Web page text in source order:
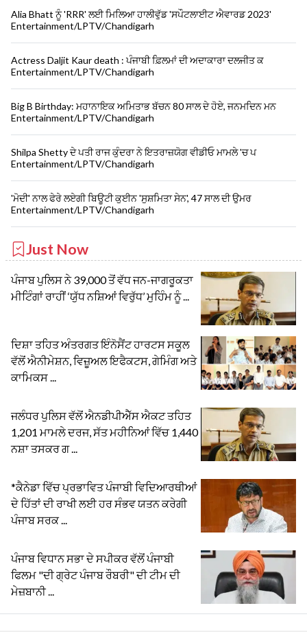
Alia Bhatt ਨੂੰ 'RRR' ਲਈ ਮਿਲਿਆ ਹਾਲੀਵੁੱਡ 'ਸਪੌਟਲਾਈਟ ਐਵਾਰਡ 2023'
Entertainment/LPTV/Chandigarh
Actress Daljit Kaur death : ਪੰਜਾਬੀ ਫ਼ਿਲਮਾਂ ਦੀ ਅਦਾਕਾਰਾ ਦਲਜੀਤ ਕ
Entertainment/LPTV/Chandigarh
Big B Birthday: ਮਹਾਨਾਇਕ ਅਮਿਤਾਭ ਬੱਚਨ 80 ਸਾਲ ਦੇ ਹੋਏ, ਜਨਮਦਿਨ ਮਨ
Entertainment/LPTV/Chandigarh
Shilpa Shetty ਦੇ ਪਤੀ ਰਾਜ ਕੁੰਦਰਾ ਨੇ ਇਤਰਾਜ਼ਯੋਗ ਵੀਡੀਓ ਮਾਮਲੇ 'ਚ ਪ
Entertainment/LPTV/Chandigarh
'ਮੋਦੀ' ਨਾਲ ਫੇਰੇ ਲਏਗੀ ਬਿਊਟੀ ਕੁਈਨ 'ਸੁਸ਼ਮਿਤਾ ਸੇਨ', 47 ਸਾਲ ਦੀ ਉਮਰ
Entertainment/LPTV/Chandigarh
Just Now
ਪੰਜਾਬ ਪੁਲਿਸ ਨੇ 39,000 ਤੋਂ ਵੱਧ ਜਨ-ਜਾਗਰੂਕਤਾ
ਮੀਟਿੰਗਾਂ ਰਾਹੀਂ ‘ਯੁੱਧ ਨਸ਼ਿਆਂ ਵਿਰੁੱਧ’ ਮੁਹਿੰਮ ਨੂੰ ...
ਦਿਸ਼ਾ ਤਹਿਤ ਅੰਤਰਗਤ ਇੰਨੋਸੈਂਟ ਹਾਰਟਸ ਸਕੂਲ
ਵੱਲੋਂ ਐਨੀਮੇਸ਼ਨ, ਵਿਜ਼ੂਅਲ ਇਫੈਕਟਸ, ਗੇਮਿੰਗ ਅਤੇ
ਕਾਮਿਕਸ ...
ਜਲੰਧਰ ਪੁਲਿਸ ਵੱਲੋਂ ਐਨਡੀਪੀਐੱਸ ਐਕਟ ਤਹਿਤ
1,201 ਮਾਮਲੇ ਦਰਜ, ਸੱਤ ਮਹੀਨਿਆਂ ਵਿੱਚ 1,440
ਨਸ਼ਾ ਤਸਕਰ ਗ ...
*ਕੈਨੇਡਾ ਵਿੱਚ ਪ੍ਰਭਾਵਿਤ ਪੰਜਾਬੀ ਵਿਦਿਆਰਥੀਆਂ
ਦੇ ਹਿੱਤਾਂ ਦੀ ਰਾਖੀ ਲਈ ਹਰ ਸੰਭਵ ਯਤਨ ਕਰੇਗੀ
ਪੰਜਾਬ ਸਰਕ ...
ਪੰਜਾਬ ਵਿਧਾਨ ਸਭਾ ਦੇ ਸਪੀਕਰ ਵੱਲੋਂ ਪੰਜਾਬੀ
ਫਿਲਮ "ਦੀ ਗ੍ਰੇਟ ਪੰਜਾਬ ਰੌਬਰੀ" ਦੀ ਟੀਮ ਦੀ
ਮੇਜ਼ਬਾਨੀ ...